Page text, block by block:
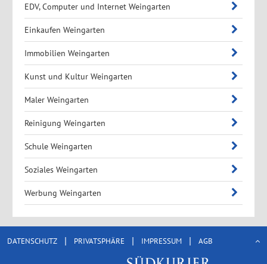
EDV, Computer und Internet Weingarten
Einkaufen Weingarten
Immobilien Weingarten
Kunst und Kultur Weingarten
Maler Weingarten
Reinigung Weingarten
Schule Weingarten
Soziales Weingarten
Werbung Weingarten
DATENSCHUTZ | PRIVATSPHÄRE | IMPRESSUM | AGB